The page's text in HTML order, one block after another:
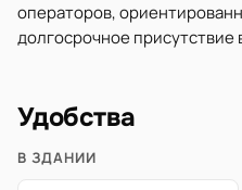
операторов,
долгосрочное
Удобства
В ЗДАНИИ